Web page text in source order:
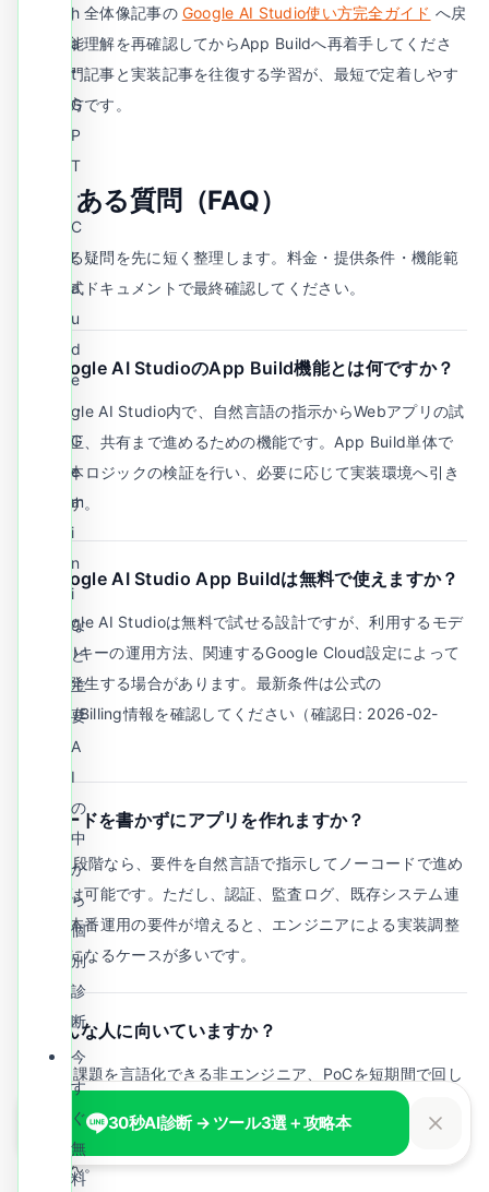
場合は、全体像記事の Google AI Studio使い方完全ガイド へ戻
り、機能理解を再確認してからApp Buildへ再着手してくださ
い。入門記事と実装記事を往復する学習が、最短で定着しやす
い進め方です。
よくある質問（FAQ）
よくある疑問を先に短く整理します。料金・提供条件・機能範
囲は公式ドキュメントで最終確認してください。
Google AI StudioのApp Build機能とは何ですか？
Google AI Studio内で、自然言語の指示からWebアプリの試
作、修正、共有まで進めるための機能です。App Build単体で
UIと基本ロジックの検証を行い、必要に応じて実装環境へ引き
継げます。
Google AI Studio App Buildは無料で使えますか？
Google AI Studioは無料で試せる設計ですが、利用するモデ
ル、APIキーの運用方法、関連するGoogle Cloud設定によって
課金が発生する場合があります。最新条件は公式の
Pricing/Billing情報を確認してください（確認日: 2026-02-
20）。
コードを書かずにアプリを作れますか？
試作段階なら、要件を自然言語で指示してノーコードで進め
ることは可能です。ただし、認証、監査ログ、既存システム連
携など本番運用の要件が増えると、エンジニアによる実装調整
が必要になるケースが多いです。
どんな人に向いていますか？
業務課題を言語化できる非エンジニア、PoCを短期間で回し
たい担当者、プロンプト改善を繰り返せる人に向いています。
逆に、要件が固まらないまま一度で完成形を狙う使い方には向
きません。
30秒AI診断 → ツール3選＋攻略本
h
a
t
G
P
T
・
C
l
a
u
d
e
・
G
e
m
i
n
i
な
ど
主
要
A
I
の
中
か
ら
個
別
診
断
今
す
ぐ
無
料